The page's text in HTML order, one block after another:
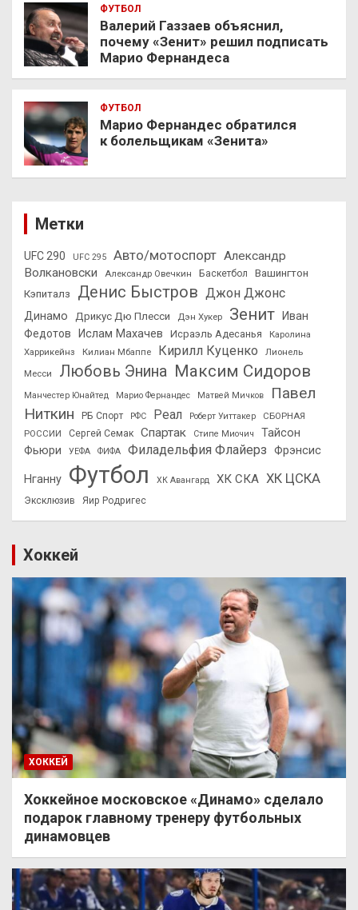
ФУТБОЛ
Валерий Газзаев объяснил,
почему «Зенит» решил подписать
Марио Фернандеса
ФУТБОЛ
Марио Фернандес обратился
к болельщикам «Зенита»
Метки
UFC 290 UFC 295 Авто/мотоспорт Александр
Волкановски
Александр Овечкин Баскетбол
Вашингтон
Кэпиталз
Денис Быстров Джон Джонс
Динамо Дрикус Дю Плесси Дэн Хукер Зенит
Иван
Федотов
Ислам Махачев Исраэль Адесанья
Каролина
Харрикейнз
Килиан Мбаппе Кирилл Куценко
Лионель
Месси
Любовь Энина Максим Сидоров
Манчестер Юнайтед Марио Фернандес Матвей Мичков
Павел
Ниткин
РБ Спорт РФС Реал Роберт Уиттакер
СБОРНАЯ
РОССИИ
Сергей Семак Спартак Стипе Миочич
Тайсон
Фьюри
УЕФА ФИФА Филадельфия Флайерз Фрэнсис
Нганну Футбол ХК Авангард ХК СКА ХК ЦСКА
Эксклюзив Яир Родригес
Хоккей
ХОККЕЙ
Хоккейное московское «Динамо» сделало
подарок главному тренеру футбольных
динамовцев